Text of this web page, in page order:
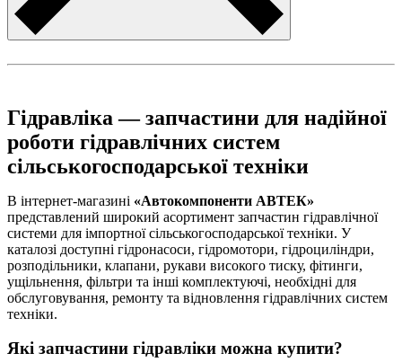
Гідравліка — запчастини для надійної
роботи гідравлічних систем
сільськогосподарської техніки
В інтернет-магазині «Автокомпоненти АВТЕК»
представлений широкий асортимент запчастин гідравлічної
системи для імпортної сільськогосподарської техніки. У
каталозі доступні гідронасоси, гідромотори, гідроциліндри,
розподільники, клапани, рукави високого тиску, фітинги,
ущільнення, фільтри та інші комплектуючі, необхідні для
обслуговування, ремонту та відновлення гідравлічних систем
техніки.
Які запчастини гідравліки можна купити?